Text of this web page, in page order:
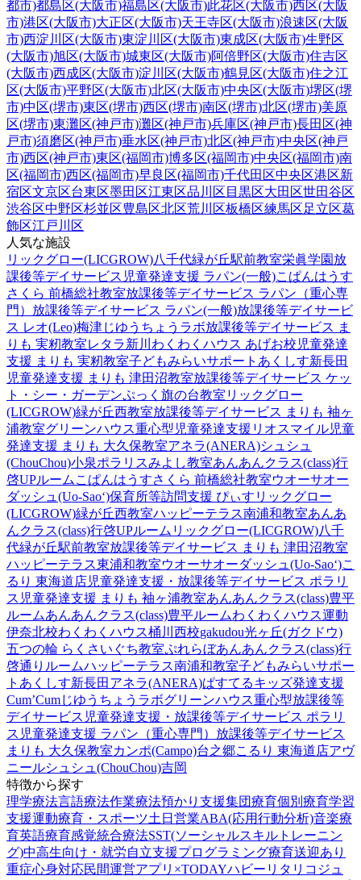
都市)都島区(大阪市)福島区(大阪市)此花区(大阪市)西区(大阪
市)港区(大阪市)大正区(大阪市)天王寺区(大阪市)浪速区(大阪
市)西淀川区(大阪市)東淀川区(大阪市)東成区(大阪市)生野区
(大阪市)旭区(大阪市)城東区(大阪市)阿倍野区(大阪市)住吉区
(大阪市)西成区(大阪市)淀川区(大阪市)鶴見区(大阪市)住之江
区(大阪市)平野区(大阪市)北区(大阪市)中央区(大阪市)堺区(堺
市)中区(堺市)東区(堺市)西区(堺市)南区(堺市)北区(堺市)美原
区(堺市)東灘区(神戸市)灘区(神戸市)兵庫区(神戸市)長田区(神
戸市)須磨区(神戸市)垂水区(神戸市)北区(神戸市)中央区(神戸
市)西区(神戸市)東区(福岡市)博多区(福岡市)中央区(福岡市)南
区(福岡市)西区(福岡市)早良区(福岡市)千代田区中央区港区新
宿区文京区台東区墨田区江東区品川区 目黒区大田区世田谷区
渋谷区中野区杉並区豊島区北区荒川区板橋区練馬区足立区葛
飾区江戸川区
人気な施設
リックグロー(LICGROW)八千代緑が丘駅前教室栄眞学園放
課後等デイサービス 児童発達支援 ラパン(一般)こぱんはうす
さくら 前橋総社教室放課後等デイサービス ラパン（重心専
門） 放課後等デイサービス ラパン(一般)放課後等デイサービ
ス レオ(Leo)梅津じゆうちょうラボ放課後等デイサービス ま
りも 実籾教室レタラ新川 わくわくハウス あげお校 児童発達
支援 まりも 実籾教室子どもみらいサポートあくしす新長田
児童発達支援 まりも 津田沼教室放課後等デイサービス ケッ
ト・シー・ガーデンぷっく旗の台教室 リックグロー
(LICGROW)緑が丘西教室放課後等デイサービス まりも 袖ヶ
浦教室グリーンハウス重心型児童発達支援 リオスマイル児童
発達支援 まりも 大久保教室アネラ(ANERA)シュシュ
(ChouChou)小泉ポラリスみよし教室あんあんクラス(class)行
啓UPルーム こぱんはうすさくら 前橋総社教室ウオーサオー
ダッシュ(Uo-Sao‘)保育所等訪問支援 ぴぃす リックグロー
(LICGROW)緑が丘西教室ハッピーテラス南浦和教室あんあ
んクラス(class)行啓UPルーム リックグロー(LICGROW)八千
代緑が丘駅前教室放課後等デイサービス まりも 津田沼教室
ハッピーテラス東浦和教室ウオーサオーダッシュ(Uo-Sao‘)こ
るり 東海道店児童発達支援・放課後等デイサービス ポラリ
ス 児童発達支援 まりも 袖ヶ浦教室あんあんクラス(class)豊平
ルームあんあんクラス(class)豊平ルームわくわくハウス運動
伊奈北校わくわくハウス桶川西校gakudou光ヶ丘(ガクドウ)
五つの輪 らくさいぐち教室ぷれらぼあんあんクラス(class)行
啓通りルームハッピーテラス南浦和教室子どもみらいサポー
トあくしす新長田 アネラ(ANERA)ぱすてるキッズ発達支援
Cum’Cumじゆうちょうラボグリーンハウス重心型放課後等
デイサービス 児童発達支援・放課後等デイサービス ポラリ
ス 児童発達支援 ラパン（重心専門） 放課後等デイサービス
まりも 大久保教室カンポ(Campo)台之郷こるり 東海道店アヴ
ニールシュシュ(ChouChou)吉岡
特徴から探す
理学療法言語療法作業療法預かり支援集団療育個別療育学習
支援運動療育・スポーツ土日営業ABA(応用行動分析)音楽療
育英語療育感覚統合療法SST(ソーシャルスキルトレーニン
グ)中高生向け・就労自立支援プログラミング療育送迎あり
重症心身対応民間運営アプリ×TODAYハビー リタリコジュ